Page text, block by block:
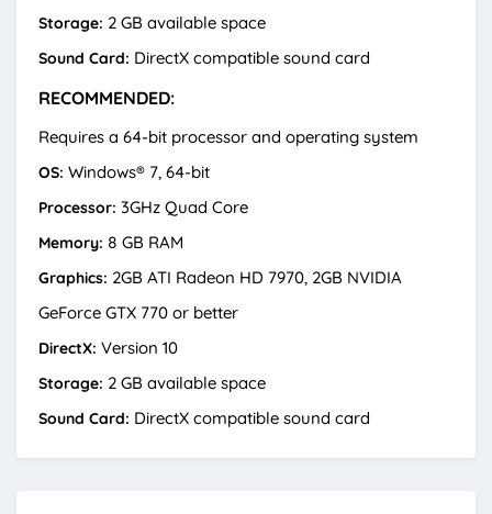
Storage: 2 GB available space
Sound Card: DirectX compatible sound card
RECOMMENDED:
Requires a 64-bit processor and operating system
OS: Windows® 7, 64-bit
Processor: 3GHz Quad Core
Memory: 8 GB RAM
Graphics: 2GB ATI Radeon HD 7970, 2GB NVIDIA
GeForce GTX 770 or better
DirectX: Version 10
Storage: 2 GB available space
Sound Card: DirectX compatible sound card